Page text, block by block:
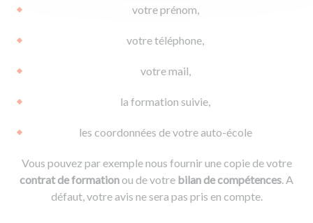
votre prénom,
votre téléphone,
votre mail,
la formation suivie,
les coordonnées de votre auto-école
Vous pouvez par exemple nous fournir une copie de votre
contrat de formationou de votre bilan de compétences. A
défaut, votre avis ne sera pas pris en compte.